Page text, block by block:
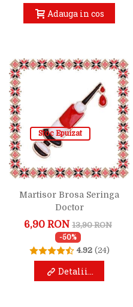
Adauga in cos
Stoc Epuizat
Martisor Brosa Seringa
Doctor
6,90 RON 13,90 RON
-50%
4.92 (24)
Detalii...